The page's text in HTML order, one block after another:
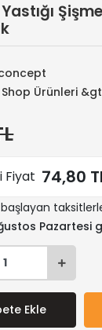
Ürünleri
Fiyat 74,80
Pazartesi
Ekle